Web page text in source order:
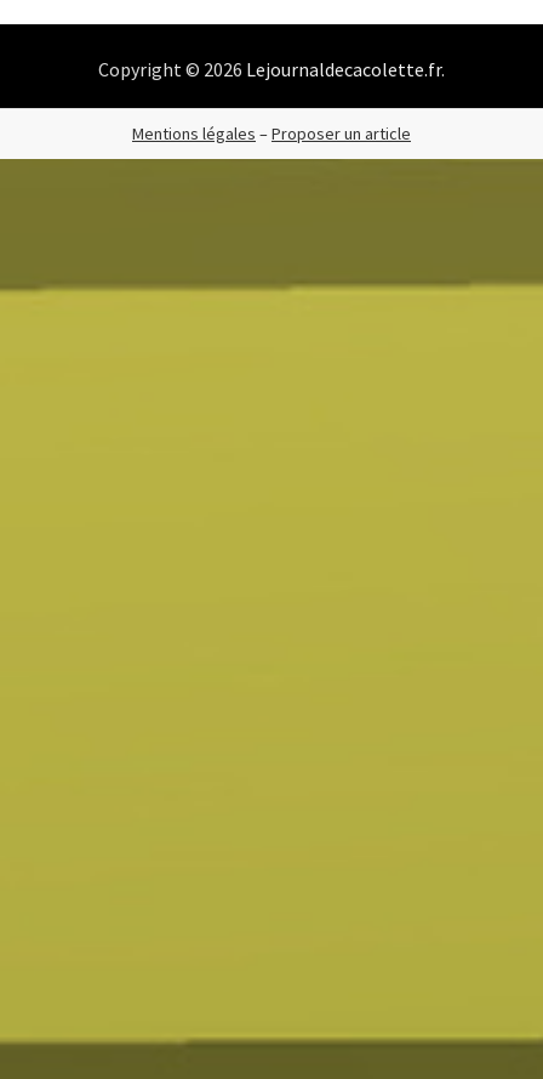
Copyright © 2026 Lejournaldecacolette.fr.
Mentions légales –Proposer un article